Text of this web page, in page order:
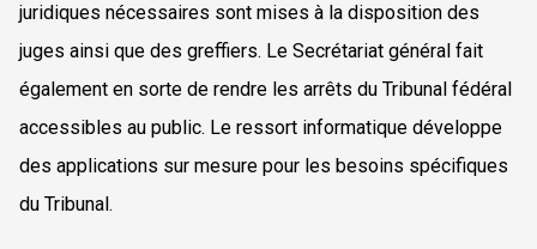
juridiques nécessaires sont mises à la disposition des
juges ainsi que des greffiers. Le Secrétariat général fait
également en sorte de rendre les arrêts du Tribunal fédéral
accessibles au public. Le ressort informatique développe
des applications sur mesure pour les besoins spécifiques
du Tribunal.